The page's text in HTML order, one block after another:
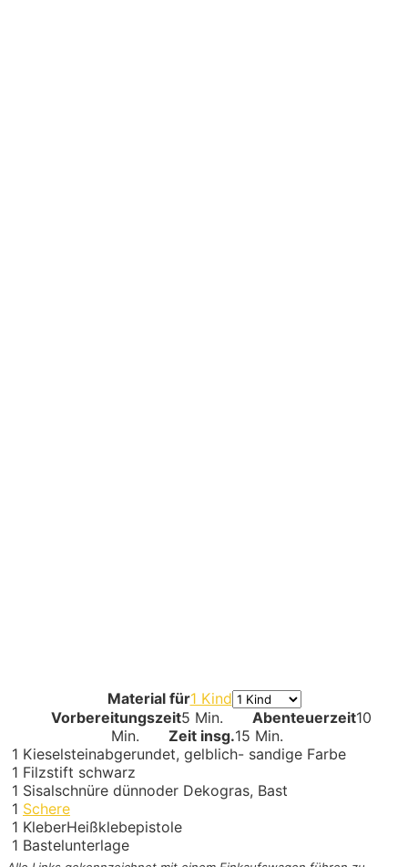
Material für1 Kind
Vorbereitungszeit5 Min. Abenteuerzeit10
Min.
Zeit insg.15 Min.
1 Kieselsteinabgerundet, gelblich- sandige Farbe
1 Filzstift schwarz
1 Sisalschnüre dünnoder Dekogras, Bast
1 Schere
1 KleberHeißklebepistole
1 Bastelunterlage